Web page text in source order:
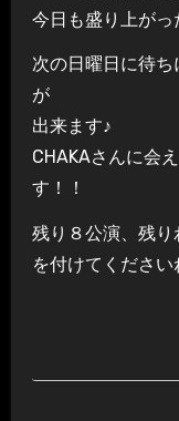
今日も盛り上がっ
次の日曜日に待
が
出来ます♪
CHAKAさんに会
す！！
残り８公演、残
を付けてください